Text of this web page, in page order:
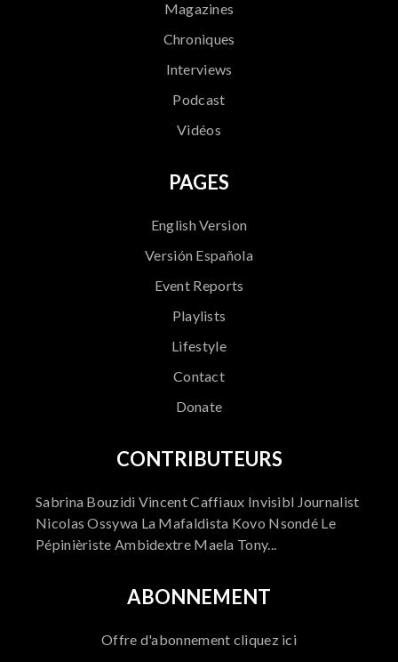
Magazines
Chroniques
Interviews
Podcast
Vidéos
PAGES
English Version
Versión Española
Event Reports
Playlists
Lifestyle
Contact
Donate
CONTRIBUTEURS
Sabrina Bouzidi Vincent Caffiaux Invisibl Journalist
Nicolas Ossywa La Mafaldista Kovo Nsondé Le
Pépinièriste Ambidextre Maela Tony...
ABONNEMENT
Offre d'abonnement cliquez ici